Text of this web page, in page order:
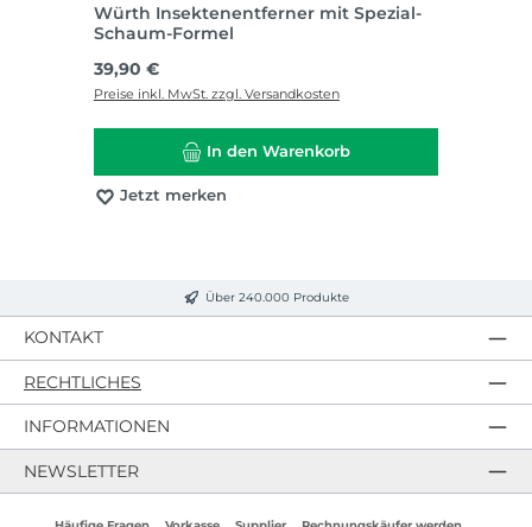
Würth Insektenentferner mit Spezial-
Schaum-Formel
Regulärer Preis:
39,90 €
Preise inkl. MwSt. zzgl. Versandkosten
In den Warenkorb
Jetzt merken
Über 240.000 Produkte
KONTAKT
RECHTLICHES
INFORMATIONEN
NEWSLETTER